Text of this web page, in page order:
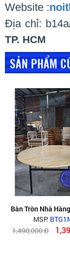
Website :
Địa chỉ:
TP. HCM
SẢN PHẨM
Bàn Tròn Nhà Hàng -
Thông
MSP:
1,490,000 Đ